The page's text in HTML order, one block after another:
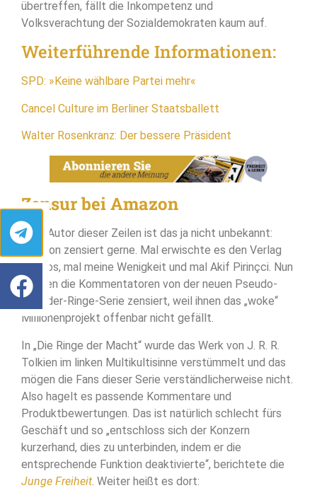
übertreffen, fällt die Inkompetenz und
Volksverachtung der Sozialdemokraten kaum auf.
Weiterführende Informationen:
SPD: »Keine wählbare Partei mehr«
Cancel Culture im Berliner Staatsballett
Walter Rosenkranz: Der bessere Präsident
Zensur bei Amazon
Dem Autor dieser Zeilen ist das ja nicht unbekannt:
Amazon zensiert gerne. Mal erwischte es den Verlag
Antaios, mal meine Wenigkeit und mal Akif Pirinçci. Nun
werden die Kommentatoren von der neuen Pseudo-
Herr-der-Ringe-Serie zensiert, weil ihnen das „woke“
Millionenprojekt offenbar nicht gefällt.
In „Die Ringe der Macht“ wurde das Werk von J. R. R.
Tolkien im linken Multikultisinne verstümmelt und das
mögen die Fans dieser Serie verständlicherweise nicht.
Also hagelt es passende Kommentare und
Produktbewertungen. Das ist natürlich schlecht fürs
Geschäft und so „entschloss sich der Konzern
kurzerhand, dies zu unterbinden, indem er die
entsprechende Funktion deaktivierte“, berichtete die
Junge Freiheit . Weiter heißt es dort: